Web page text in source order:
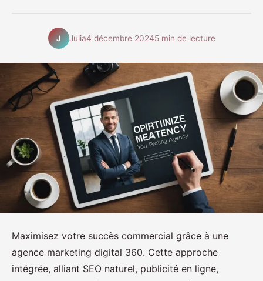
J Julia4 décembre 20245 min de lecture
Maximisez votre succès commercial grâce à une
agence marketing digital 360. Cette approche
intégrée, alliant SEO naturel, publicité en ligne,